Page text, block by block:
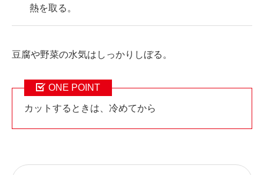
熱を取る。
豆腐や野菜の水気はしっかりしぼる。
ONE POINT
カットするときは、冷めてから